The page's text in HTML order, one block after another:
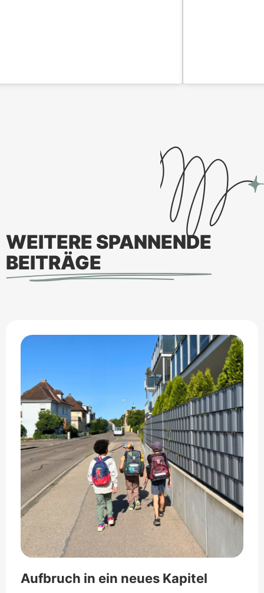
WEITERE SPANNENDE
BEITRÄGE
Aufbruch in ein neues Kapitel